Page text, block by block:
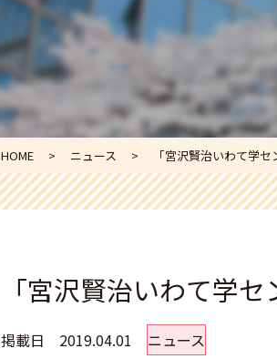
HOME ニュース 「宮沢賢治いわて学
「宮沢賢治いわて学
掲載日 2019.04.01 ニュース